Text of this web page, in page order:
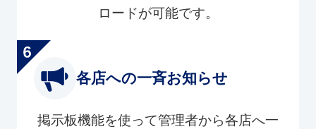
ロードが可能です。
各店への一斉お知らせ
掲示板機能を使って管理者から各店へ一